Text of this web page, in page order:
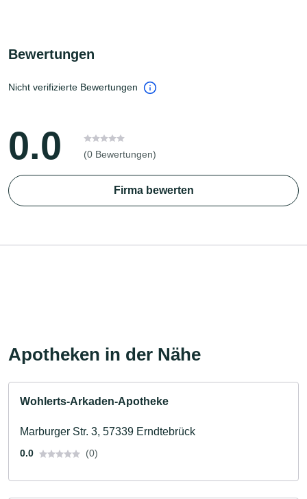
Bewertungen
Nicht verifizierte Bewertungen
0.0 (0 Bewertungen)
Firma bewerten
Apotheken in der Nähe
Wohlerts-Arkaden-Apotheke
Marburger Str. 3, 57339 Erndtebrück
0.0 (0)